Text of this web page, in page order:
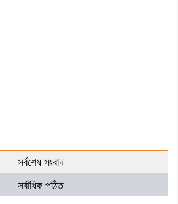
সর্বশেষ সংবাদ
সর্বাধিক পঠিত